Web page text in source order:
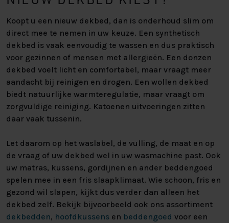
Koopt u een nieuw dekbed, dan is onderhoud slim om
direct mee te nemen in uw keuze. Een synthetisch
dekbed is vaak eenvoudig te wassen en dus praktisch
voor gezinnen of mensen met allergieën. Een donzen
dekbed voelt licht en comfortabel, maar vraagt meer
aandacht bij reinigen en drogen. Een wollen dekbed
biedt natuurlijke warmteregulatie, maar vraagt om
zorgvuldige reiniging. Katoenen uitvoeringen zitten
daar vaak tussenin.
Let daarom op het waslabel, de vulling, de maat en op
de vraag of uw dekbed wel in uw wasmachine past. Ook
uw matras, kussens, gordijnen en ander beddengoed
spelen mee in een fris slaapklimaat. Wie schoon, fris en
gezond wil slapen, kijkt dus verder dan alleen het
dekbed zelf. Bekijk bijvoorbeeld ook ons assortiment
dekbedden, hoofdkussens en beddengoed voor een